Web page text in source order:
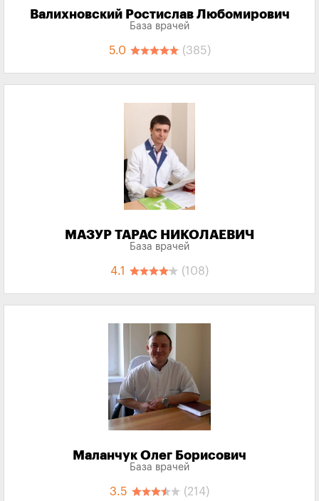
Валихновский Ростислав Любомирович
База врачей
5.0 (385)
МАЗУР ТАРАС НИКОЛАЕВИЧ
База врачей
4.1 (108)
Маланчук Олег Борисович
База врачей
3.5 (214)